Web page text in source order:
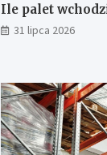
Ile palet
31 lipca 2026